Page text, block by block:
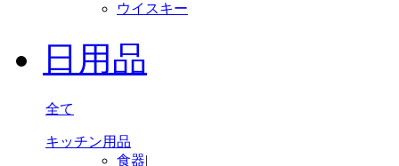
ウイスキー
日用品
全て
キッチン用品
食器|